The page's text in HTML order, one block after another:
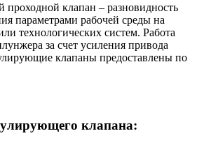
клапан – разновидность
параметрами рабочей среды на
технологических систем. Работа
за счет усиления привода
клапаны предоставлены по
клапана: